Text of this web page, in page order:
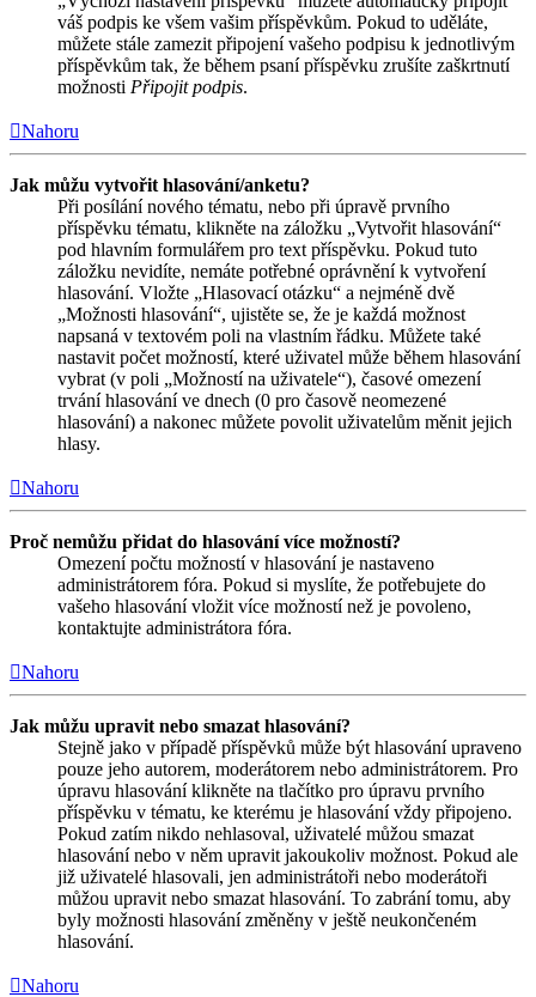
váš podpis ke všem vašim příspěvkům. Pokud to uděláte,
můžete stále zamezit připojení vašeho podpisu k jednotlivým
příspěvkům tak, že během psaní příspěvku zrušíte zaškrtnutí
možnosti Připojit podpis.
Nahoru
Jak můžu vytvořit hlasování/anketu?
Při posílání nového tématu, nebo při úpravě prvního
příspěvku tématu, klikněte na záložku „Vytvořit hlasování“
pod hlavním formulářem pro text příspěvku. Pokud tuto
záložku nevidíte, nemáte potřebné oprávnění k vytvoření
hlasování. Vložte „Hlasovací otázku“ a nejméně dvě
„Možnosti hlasování“, ujistěte se, že je každá možnost
napsaná v textovém poli na vlastním řádku. Můžete také
nastavit počet možností, které uživatel může během hlasování
vybrat (v poli „Možností na uživatele“), časové omezení
trvání hlasování ve dnech (0 pro časově neomezené
hlasování) a nakonec můžete povolit uživatelům měnit jejich
hlasy.
Nahoru
Proč nemůžu přidat do hlasování více možností?
Omezení počtu možností v hlasování je nastaveno
administrátorem fóra. Pokud si myslíte, že potřebujete do
vašeho hlasování vložit více možností než je povoleno,
kontaktujte administrátora fóra.
Nahoru
Jak můžu upravit nebo smazat hlasování?
Stejně jako v případě příspěvků může být hlasování upraveno
pouze jeho autorem, moderátorem nebo administrátorem. Pro
úpravu hlasování klikněte na tlačítko pro úpravu prvního
příspěvku v tématu, ke kterému je hlasování vždy připojeno.
Pokud zatím nikdo nehlasoval, uživatelé můžou smazat
hlasování nebo v něm upravit jakoukoliv možnost. Pokud ale
již uživatelé hlasovali, jen administrátoři nebo moderátoři
můžou upravit nebo smazat hlasování. To zabrání tomu, aby
byly možnosti hlasování změněny v ještě neukončeném
hlasování.
Nahoru